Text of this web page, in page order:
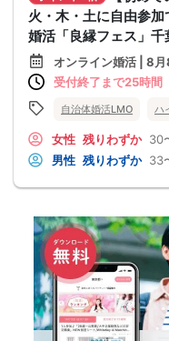
火・木・土に自由参
婚活「良縁フェス」
オンライン婚活 | 8
受付終了まで25時間
自治体婚活LMO ハ
女性 残りわずか 30
男性 残りわずか 33